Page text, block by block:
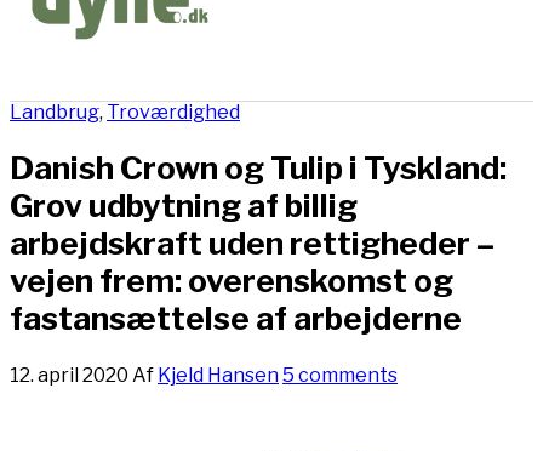
Landbrug, Troværdighed
Danish Crown og Tulip i Tyskland:
Grov udbytning af billig
arbejdskraft uden rettigheder –
vejen frem: overenskomst og
fastansættelse af arbejderne
12. april 2020 Af Kjeld Hansen5 comments